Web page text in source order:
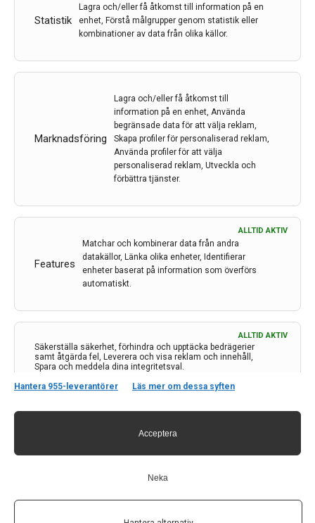
Statistik
Lagra och/eller få åtkomst till information på en
enhet, Förstå målgrupper genom statistik eller
kombinationer av data från olika källor.
Marknadsföring
Lagra och/eller få åtkomst till
information på en enhet, Använda
begränsade data för att välja reklam,
Skapa profiler för personaliserad reklam,
Använda profiler för att välja
personaliserad reklam, Utveckla och
förbättra tjänster.
Features
ALLTID AKTIV
Matchar och kombinerar data från andra
datakällor, Länka olika enheter, Identifierar
enheter baserat på information som överförs
automatiskt.
Säkerställa säkerhet, förhindra och upptäcka bedrägerier
samt åtgärda fel, Leverera och visa reklam och innehåll,
Spara och meddela dina integritetsval.
ALLTID AKTIV
Hantera 955-leverantörer Läs mer om dessa syften
Acceptera
Neka
Kontakt
c/o Forskaren Office Hub
Hagaplan 4
nis@pharma-industry.se
Länkar
Om Neurologi i Sverige